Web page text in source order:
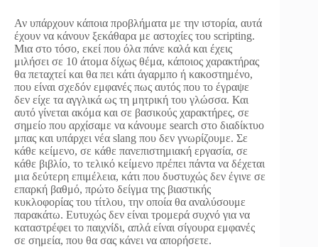
Αν υπάρχουν κάποια προβλήματα με την ιστορία, αυτά
έχουν να κάνουν ξεκάθαρα με αστοχίες του scripting.
Μια στο τόσο, εκεί που όλα πάνε καλά και έχεις
μιλήσει σε 10 άτομα δίχως θέμα, κάποιος χαρακτήρας
θα πεταχτεί και θα πει κάτι άγαρμπο ή κακοστημένο,
που είναι σχεδόν εμφανές πως αυτός που το έγραψε
δεν είχε τα αγγλικά ως τη μητρική του γλώσσα. Και
αυτό γίνεται ακόμα και σε βασικούς χαρακτήρες, σε
σημείο που αρχίσαμε να κάνουμε search στο διαδίκτυο
μπας και υπάρχει νέα slang που δεν γνωρίζουμε. Σε
κάθε κείμενο, σε κάθε πανεπιστημιακή εργασία, σε
κάθε βιβλίο, το τελικό κείμενο πρέπει πάντα να δέχεται
μια δεύτερη επιμέλεια, κάτι που δυστυχώς δεν έγινε σε
επαρκή βαθμό, πρώτο δείγμα της βιαστικής
κυκλοφορίας του τίτλου, την οποία θα αναλύσουμε
παρακάτω. Ευτυχώς δεν είναι τρομερά συχνό για να
καταστρέφει το παιχνίδι, απλά είναι σίγουρα εμφανές
σε σημεία, που θα σας κάνει να απορήσετε.